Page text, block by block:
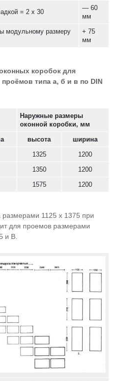
= 2 х 30
— 60
мм
модульному размеру
+ 75
мм
коробок для
типа а, б и в по DIN
Наружные размеры
оконной коробки, мм
высота
ширина
1325
1200
1350
1200
1575 1200
1125 х 1375 при
для проемов размерами
и В.